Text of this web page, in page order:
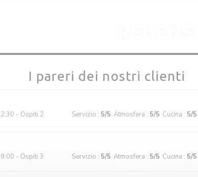
I pareri dei nostri clienti
- Ospiti 2 Servizio : 5/5 Atmosfera : 5/5 Cucina : 5/5
- Ospiti 3 Servizio : 5/5 Atmosfera : 5/5 Cucina : 5/5